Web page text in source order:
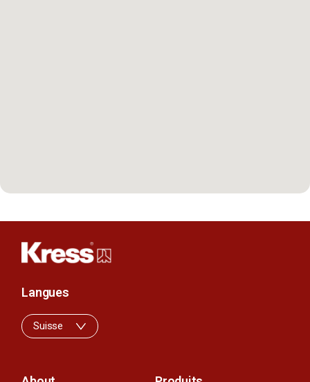
Langues
Suisse